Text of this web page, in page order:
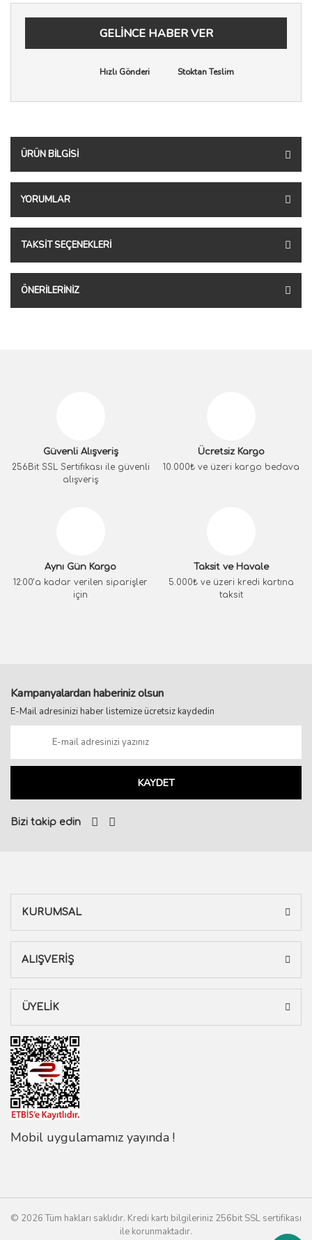
GELİNCE HABER VER
Hızlı Gönderi Stoktan Teslim
ÜRÜN BILGISI
YORUMLAR
TAKSIT SEÇENEKLERI
ÖNERILERINIZ
Güvenli Alışveriş
256Bit SSL Sertifikası ile güvenli
alışveriş
Ücretsiz Kargo
10.000₺ ve üzeri kargo bedava
Aynı Gün Kargo
12:00’a kadar verilen siparişler
için
Taksit ve Havale
5.000₺ ve üzeri kredi kartına
taksit
Kampanyalardan haberiniz olsun
E-Mail adresinizi haber listemize ücretsiz kaydedin
KAYDET
Bizi takip edin
KURUMSAL
ALIŞVERİŞ
ÜYELİK
Mobil uygulamamız yayında !
© 2026 Tüm hakları saklıdır. Kredi kartı bilgileriniz 256bit SSL sertifikası
ile korunmaktadır.